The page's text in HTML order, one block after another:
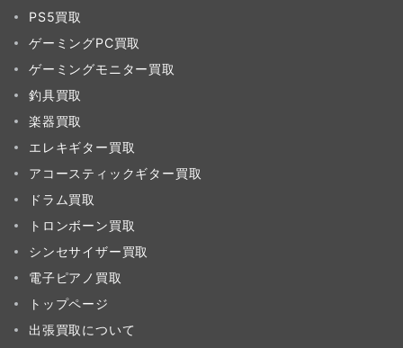
PS5買取
ゲーミングPC買取
ゲーミングモニター買取
釣具買取
楽器買取
エレキギター買取
アコースティックギター買取
ドラム買取
トロンボーン買取
シンセサイザー買取
電子ピアノ買取
トップページ
出張買取について